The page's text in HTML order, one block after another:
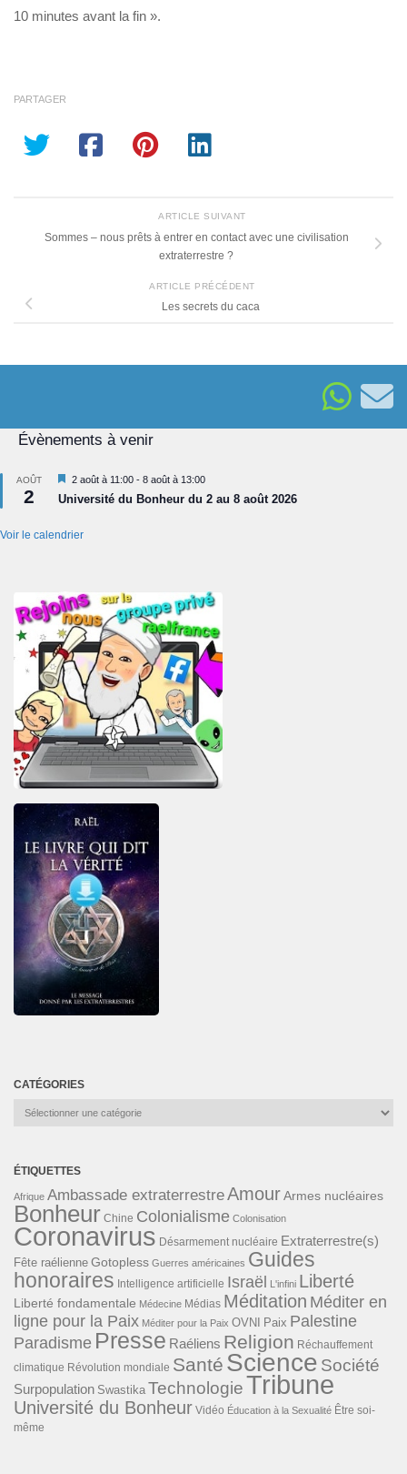
10 minutes avant la fin ».
PARTAGER
ARTICLE SUIVANT
Sommes – nous prêts à entrer en contact avec une civilisation
extraterrestre ?
ARTICLE PRÉCÉDENT
Les secrets du caca
Évènements à venir
AOÛT
2
Mis
en
avant
2 août à 11:00 - 8 août à 13:00
Université du Bonheur du 2 au 8 août 2026
Voir le calendrier
CATÉGORIES
Catégories
ÉTIQUETTES
Afrique Ambassade extraterrestreAmourArmes nucléaires
Bonheur Chine Colonialisme Colonisation
Coronavirus Désarmement nucléaire Extraterrestre(s)
Fête raélienne Gotopless Guerres américaines Guides
honoraires Intelligence artificielle Israël L'infini Liberté
Liberté fondamentale Médecine Médias Méditation Méditer en
ligne pour la Paix Méditer pour la Paix OVNI Paix Palestine
Paradisme Presse Raéliens Religion Réchauffement
climatique Révolution mondiale Santé Science Société
Surpopulation Swastika TechnologieTribune
Université du Bonheur Vidéo Éducation à la Sexualité Être soi-
même